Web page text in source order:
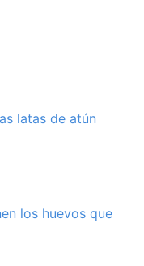
latas de atún
los huevos que